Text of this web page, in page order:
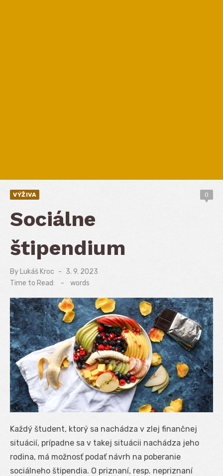
VÝŽIVA 0
Sociálne
štipendium
By Lukáš Kroc
Posted
on
3. 9. 2023
Time to Read:
- words
Každý študent, ktorý sa nachádza v zlej finančnej
situácií, prípadne sa v takej situácii nachádza jeho
rodina, má možnosť podať návrh na poberanie
sociálneho štipendia. O priznaní, resp. nepriznaní